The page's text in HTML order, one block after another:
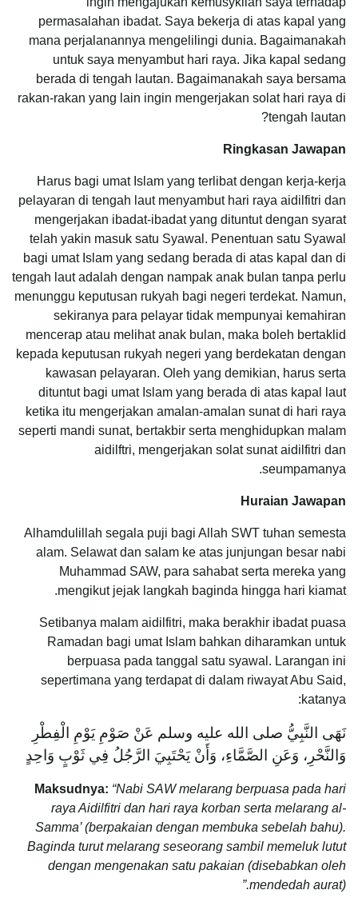
permasalahan ibadat. Saya bekerja di atas kapal yang
mana perjalanannya mengelilingi dunia. Bagaimanakah
untuk saya menyambut hari raya. Jika kapal sedang
berada di tengah lautan. Bagaimanakah saya bersama
rakan-rakan yang lain ingin mengerjakan solat hari raya di
tengah lautan?
Ringkasan Jawapan
Harus bagi umat Islam yang terlibat dengan kerja-kerja
pelayaran di tengah laut menyambut hari raya aidilfitri dan
mengerjakan ibadat-ibadat yang dituntut dengan syarat
telah yakin masuk satu Syawal. Penentuan satu Syawal
bagi umat Islam yang sedang berada di atas kapal dan di
tengah laut adalah dengan nampak anak bulan tanpa perlu
menunggu keputusan rukyah bagi negeri terdekat. Namun,
sekiranya para pelayar tidak mempunyai kemahiran
mencerap atau melihat anak bulan, maka boleh bertaklid
kepada keputusan rukyah negeri yang berdekatan dengan
kawasan pelayaran. Oleh yang demikian, harus serta
dituntut bagi umat Islam yang berada di atas kapal laut
ketika itu mengerjakan amalan-amalan sunat di hari raya
seperti mandi sunat, bertakbir serta menghidupkan malam
aidilftri, mengerjakan solat sunat aidilfitri dan
seumpamanya.
Huraian Jawapan
Alhamdulillah segala puji bagi Allah SWT tuhan semesta
alam. Selawat dan salam ke atas junjungan besar nabi
Muhammad SAW, para sahabat serta mereka yang
mengikut jejak langkah baginda hingga hari kiamat.
Setibanya malam aidilfitri, maka berakhir ibadat puasa
Ramadan bagi umat Islam bahkan diharamkan untuk
berpuasa pada tanggal satu syawal. Larangan ini
sepertimana yang terdapat di dalam riwayat Abu Said,
katanya:
‌نَهَى النَّبِيُّ صلى الله عليه وسلم عَنْ ‌صَوْمِ ‌يَوْمِ ‌الْفِطْرِ
وَالنَّحْرِ، وَعَنِ الصَّمَّاءِ، وَأَنْ يَحْتَبِيَ الرَّجُلُ فِي ثَوْبٍ وَاحِدٍ
Maksudnya: “Nabi SAW melarang berpuasa pada hari
raya Aidilfitri dan hari raya korban serta melarang al-
Samma’ (berpakaian dengan membuka sebelah bahu).
Baginda turut melarang seseorang sambil memeluk lutut
dengan mengenakan satu pakaian (disebabkan oleh
mendedah aurat).”